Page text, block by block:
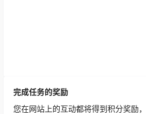
完成任务的奖励
您在网站上的互动都将得到积分奖励